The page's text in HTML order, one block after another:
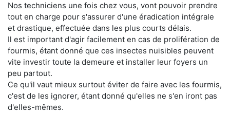
Nos techniciens une fois chez vous, vont pouvoir prendre
tout en charge pour s'assurer d'une éradication intégrale
et drastique, effectuée dans les plus courts délais.
Il est important d'agir facilement en cas de prolifération de
fourmis, étant donné que ces insectes nuisibles peuvent
vite investir toute la demeure et installer leur foyers un
peu partout.
Ce qu'il vaut mieux surtout éviter de faire avec les fourmis,
c'est de les ignorer, étant donné qu'elles ne s'en iront pas
d'elles-mêmes.